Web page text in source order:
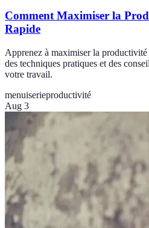
Comment Maximiser la
Rapide
Apprenez à maximiser la
des techniques pratiques et des
votre travail.
menuiserieproductivité
Aug 3